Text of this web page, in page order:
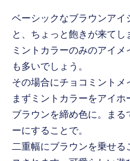
ベーシックなブラウンアイ
と、ちょっと飽きが来てし
ミントカラーのみのアイ
も多いでしょう。
その場合にチョコミントメ
まずミントカラーをアイ
ブラウンを締め色に。まる
ーにすることで。
二重幅にブラウンを乗せ